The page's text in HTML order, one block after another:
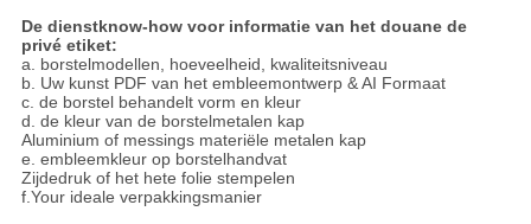
De dienstknow-how voor informatie van het douane de
privé etiket:
a. borstelmodellen, hoeveelheid, kwaliteitsniveau
b. Uw kunst PDF van het embleemontwerp & AI Formaat
c. de borstel behandelt vorm en kleur
d. de kleur van de borstelmetalen kap
Aluminium of messings materiële metalen kap
e. embleemkleur op borstelhandvat
Zijdedruk of het hete folie stempelen
f.Your ideale verpakkingsmanier